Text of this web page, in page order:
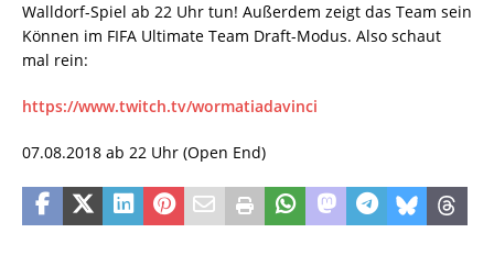
Walldorf-Spiel ab 22 Uhr tun! Außerdem zeigt das Team sein
Können im FIFA Ultimate Team Draft-Modus. Also schaut
mal rein:
https://www.twitch.tv/wormatiadavinci
07.08.2018 ab 22 Uhr (Open End)